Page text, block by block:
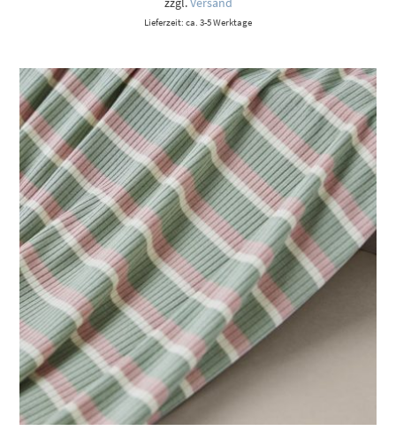
Lieferzeit: ca. 3-5 Werktage